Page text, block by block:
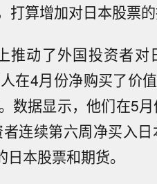
算增加对日本股票的
推动了外国投资者对
在4月份净购买了价
数据显示，他们在5月
连续第六周净买入
本股票和期货。